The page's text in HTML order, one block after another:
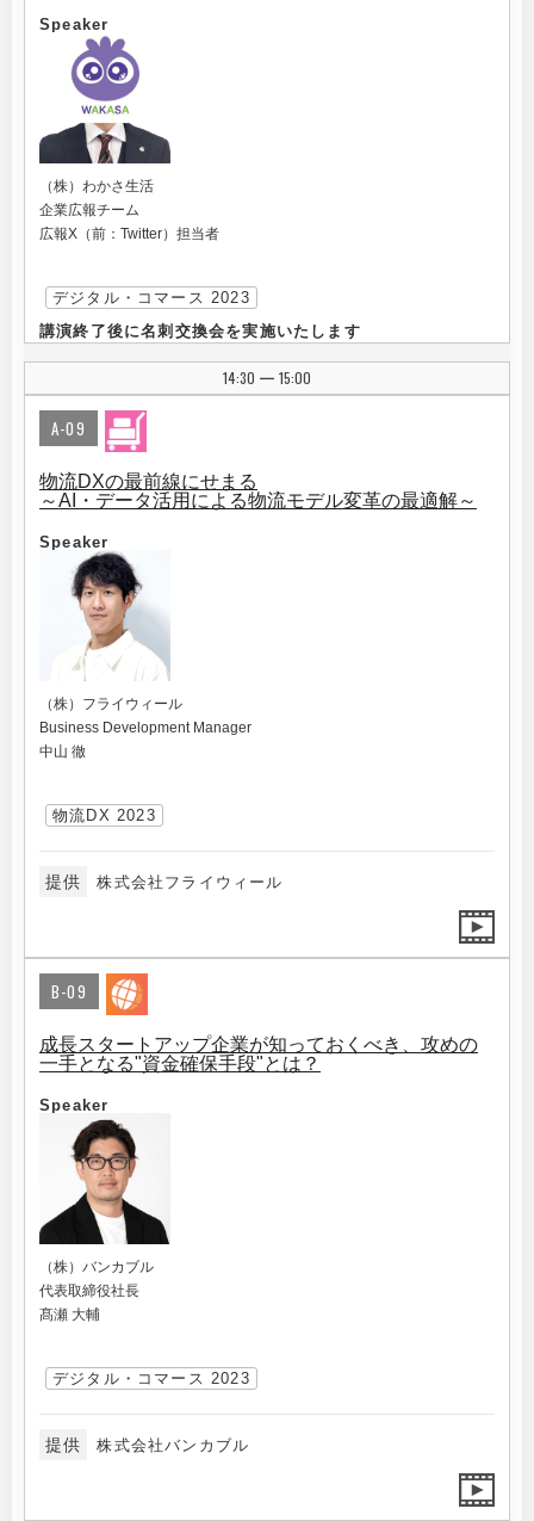
Speaker
（株）わかさ生活
企業広報チーム
広報X（前：Twitter）担当者
デジタル・コマース 2023
講演終了後に名刺交換会を実施いたします
14:30 | 15:00
A-09
物流DXの最前線にせまる
～AI・データ活用による物流モデル変革の最適解～
Speaker
（株）フライウィール
Business Development Manager
中山 徹
物流DX 2023
提供 株式会社フライウィール
B-09
成長スタートアップ企業が知っておくべき、攻めの
一手となる"資金確保手段"とは？
Speaker
（株）バンカブル
代表取締役社長
髙瀬 大輔
デジタル・コマース 2023
提供 株式会社バンカブル